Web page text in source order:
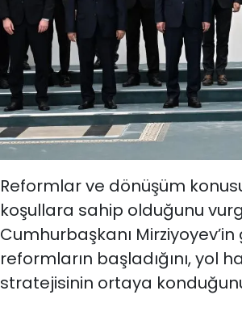
Reformlar ve dönüşüm
koşullara sahip olduğunu
Cumhurbaşkanı
reformların başladığını, yol
stratejisinin ortaya